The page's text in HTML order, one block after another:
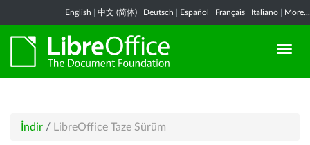
English 中文 (简体) Deutsch Español Français Italiano More...
İndir / LibreOffice Taze Sürüm